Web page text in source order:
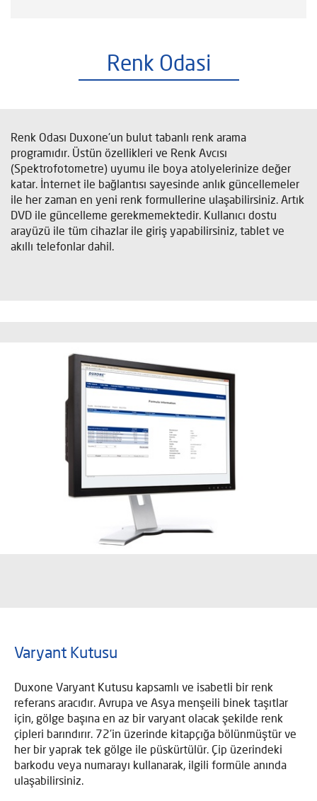
Renk Odasi
Renk Odası Duxone'un bulut tabanlı renk arama
programıdır. Üstün özellikleri ve Renk Avcısı
(Spektrofotometre) uyumu ile boya atolyelerinize değer
katar. İnternet ile bağlantısı sayesinde anlık güncellemeler
ile her zaman en yeni renk formullerine ulaşabilirsiniz. Artık
DVD ile güncelleme gerekmemektedir. Kullanıcı dostu
arayüzü ile tüm cihazlar ile giriş yapabilirsiniz, tablet ve
akıllı telefonlar dahil.
Varyant Kutusu
Duxone Varyant Kutusu kapsamlı ve isabetli bir renk
referans aracıdır. Avrupa ve Asya menşeili binek taşıtlar
için, gölge başına en az bir varyant olacak şekilde renk
çipleri barındırır. 72'in üzerinde kitapçığa bölünmüştür ve
her bir yaprak tek gölge ile püskürtülür. Çip üzerindeki
barkodu veya numarayı kullanarak, ilgili formüle anında
ulaşabilirsiniz.